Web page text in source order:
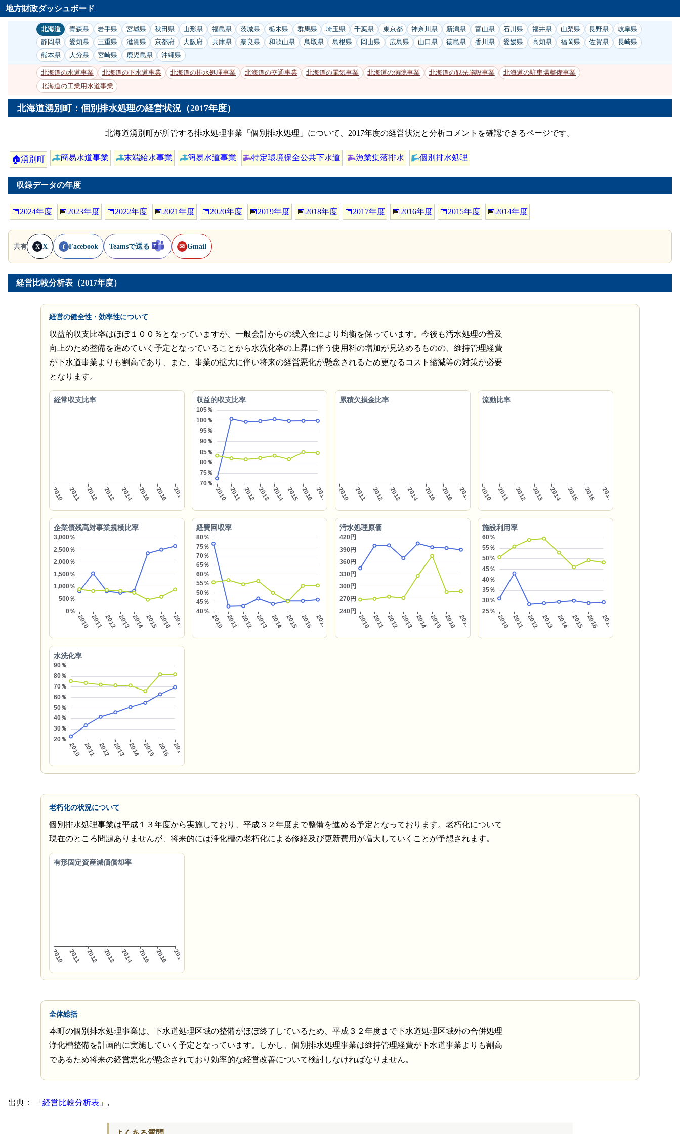
地方財政ダッシュボード
北海道 青森県 岩手県 宮城県 秋田県 山形県 福島県 茨城県 栃木県 群馬県 埼玉県 千葉県 東京都 神奈川県 新潟県 富山県 石川県 福井県 山梨県 長野県
岐阜県
静岡県
愛知県 三重県 滋賀県 京都府 大阪府 兵庫県 奈良県 和歌山県 鳥取県 島根県 岡山県 広島県 山口県 徳島県 香川県 愛媛県 高知県 福岡県 佐賀県
長崎県
熊本県
大分県 宮崎県 鹿児島県 沖縄県
北海道の水道事業 北海道の下水道事業 北海道の排水処理事業 北海道の交通事業 北海道の電気事業 北海道の病院事業 北海道の観光施設事業
北海道の駐車場整備事業
北海道の工業用水道事業
北海道湧別町：個別排水処理の経営状況（2017年度）
北海道湧別町が所管する排水処理事業「個別排水処理」について、2017年度の経営状況と分析コメントを確認できるページです。
🏠湧別町 簡易水道事業 末端給水事業 簡易水道事業 特定環境保全公共下水道 漁業集落排水 個別排水処理
収録データの年度
📅2024年度 📅2023年度 📅2022年度 📅2021年度 📅2020年度 📅2019年度 📅2018年度 📅2017年度 📅2016年度 📅2015年度 📅2014年度
共有 X X f Facebook Teamsで送る ✉ Gmail
経営比較分析表（2017年度）
経営の健全性・効率性について
収益的収支比率はほぼ１００％となっていますが、一般会計からの繰入金により均衡を保っています。今後も汚水処理の普及
向上のため整備を進めていく予定となっていることから水洗化率の上昇に伴う使用料の増加が見込めるものの、維持管理経費
が下水道事業よりも割高であり、また、事業の拡大に伴い将来の経営悪化が懸念されるため更なるコスト縮減等の対策が必要
となります。
経常収支比率 収益的収支比率 累積欠損金比率 流動比率
企業債残高対事業規模比率 経費回収率 汚水処理原価 施設利用率
水洗化率
老朽化の状況について
個別排水処理事業は平成１３年度から実施しており、平成３２年度まで整備を進める予定となっております。老朽化について
現在のところ問題ありませんが、将来的には浄化槽の老朽化による修繕及び更新費用が増大していくことが予想されます。
有形固定資産減価償却率
全体総括
本町の個別排水処理事業は、下水道処理区域の整備がほぼ終了しているため、平成３２年度まで下水道処理区域外の合併処理
浄化槽整備を計画的に実施していく予定となっています。しかし、個別排水処理事業は維持管理経費が下水道事業よりも割高
であるため将来の経営悪化が懸念されており効率的な経営改善について検討しなければなりません。
出典： 経営比較分析表 ,